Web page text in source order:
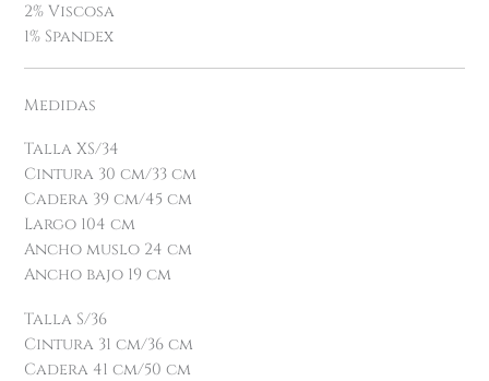
2% Viscosa
1% Spandex
Medidas
Talla XS/34
Cintura 30 cm/33 cm
Cadera 39 cm/45 cm
Largo 104 cm
Ancho muslo 24 cm
Ancho bajo 19 cm
Talla S/36
Cintura 31 cm/36 cm
Cadera 41 cm/50 cm